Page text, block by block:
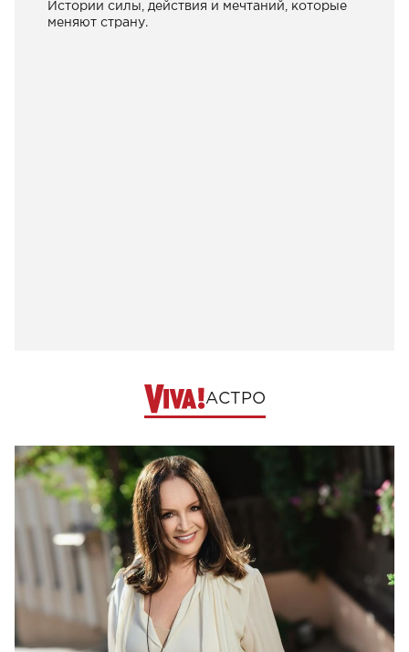
Истории силы, действия и мечтаний, которые
меняют страну.
АСТРО